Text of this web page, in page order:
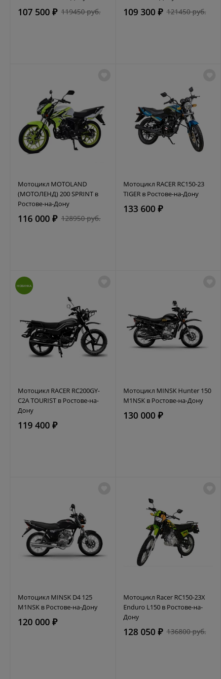
107 500 ₽ 119450 руб. 109 300 ₽ 121450 руб.
Мотоцикл MOTOLAND
(МОТОЛЕНД) 200 SPRINT в
Ростове-на-Дону
116 000 ₽ 128950 руб.
Мотоцикл RACER RC150-23
TIGER в Ростове-на-Дону
133 600 ₽
НОВИНКА
Мотоцикл RACER RC200GY-
C2A TOURIST в Ростове-на-
Дону
119 400 ₽
Мотоцикл MINSK Hunter 150
M1NSK в Ростове-на-Дону
130 000 ₽
Мотоцикл MINSK D4 125
M1NSK в Ростове-на-Дону
120 000 ₽
Мотоцикл Racer RC150-23X
Enduro L150 в Ростове-на-
Дону
128 050 ₽ 136800 руб.